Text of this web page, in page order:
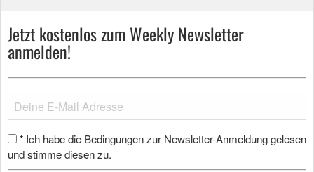
Jetzt kostenlos zum Weekly Newsletter
anmelden!
* Ich habe die Bedingungen zur Newsletter-Anmeldung gelesen
und stimme diesen zu.